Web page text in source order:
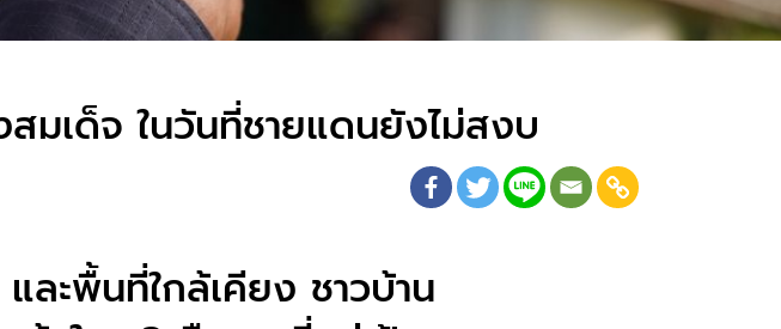
สมเด็จ ในวันที่ชายแดนยังไม่สงบ
ะพื้นที่ใกล้เคียง ชาวบ้าน